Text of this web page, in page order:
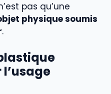
pas qu’une
physique soumis
.